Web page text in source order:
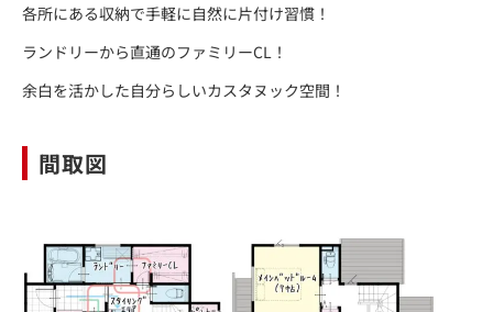
各所にある収納で手軽に自然に片付け習慣！
ランドリーから直通のファミリーCL！
余白を活かした自分らしいカスタヌック空間！
間取図